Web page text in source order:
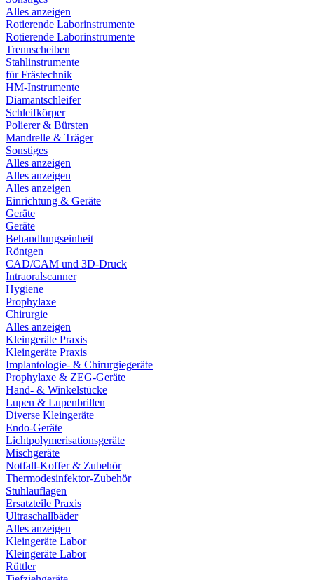
Alles anzeigen
Rotierende Laborinstrumente
Rotierende Laborinstrumente
Trennscheiben
Stahlinstrumente
für Frästechnik
HM-Instrumente
Diamantschleifer
Schleifkörper
Polierer & Bürsten
Mandrelle & Träger
Sonstiges
Alles anzeigen
Alles anzeigen
Alles anzeigen
Einrichtung & Geräte
Geräte
Geräte
Behandlungseinheit
Röntgen
CAD/CAM und 3D-Druck
Intraoralscanner
Hygiene
Prophylaxe
Chirurgie
Alles anzeigen
Kleingeräte Praxis
Kleingeräte Praxis
Implantologie- & Chirurgiegeräte
Prophylaxe & ZEG-Geräte
Hand- & Winkelstücke
Lupen & Lupenbrillen
Diverse Kleingeräte
Endo-Geräte
Lichtpolymerisationsgeräte
Mischgeräte
Notfall-Koffer & Zubehör
Thermodesinfektor-Zubehör
Stuhlauflagen
Ersatzteile Praxis
Ultraschallbäder
Alles anzeigen
Kleingeräte Labor
Kleingeräte Labor
Rüttler